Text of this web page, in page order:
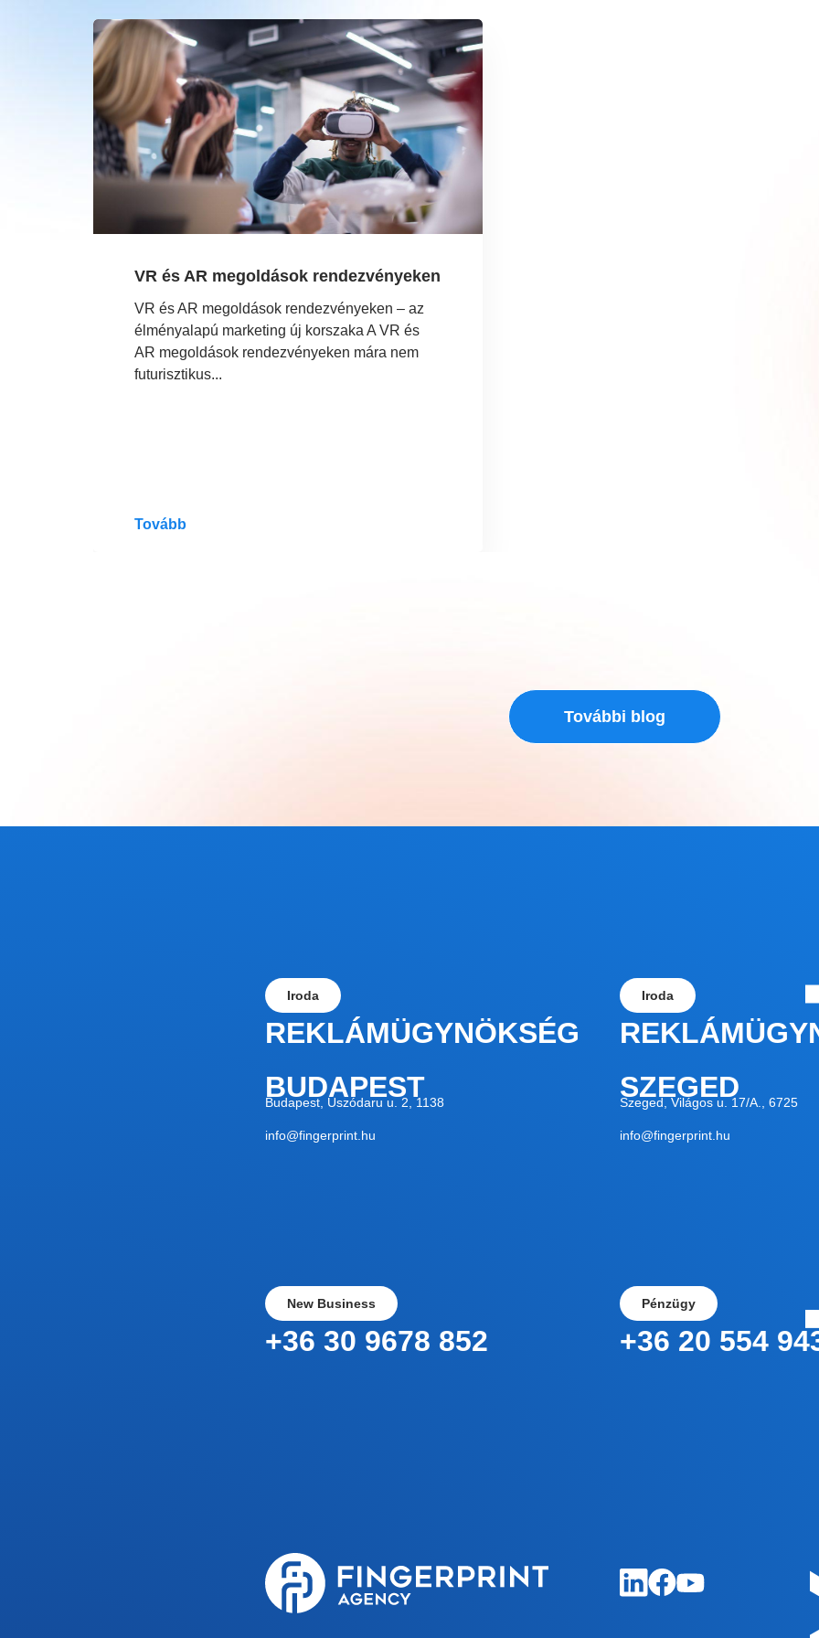
VR és AR megoldások rendezvényeken
VR és AR megoldások rendezvényeken – az
élményalapú marketing új korszaka A VR és
AR megoldások rendezvényeken mára nem
futurisztikus...
Tovább
További blog
Iroda
REKLÁMÜGYNÖKSÉG
BUDAPEST
Budapest, Úszódaru u. 2, 1138
info@fingerprint.hu
Iroda
SZEGED
Szeged, Világos u. 17/A., 6725
info@fingerprint.hu
New Business
+36 30 9678 852
Pénzügy
+36 20 554